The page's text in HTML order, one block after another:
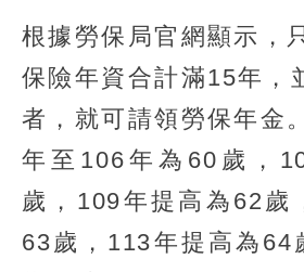
根據勞保局官網顯示，
保險年資合計滿15年，
者，就可請領勞保年金
年至106年為60歲，
歲，109年提高為62歲
63歲，113年提高為64